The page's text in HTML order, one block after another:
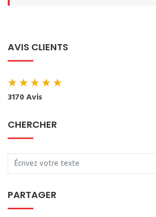
AVIS CLIENTS
★★★★★
3170 Avis
CHERCHER
PARTAGER